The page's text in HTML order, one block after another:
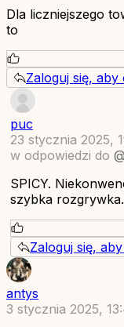
Dla liczniejszego
to
Zaloguj się, aby
puc
23 stycznia 2025,
w odpowiedzi do
SPICY.
szybka
Zaloguj się,
antys
3 stycznia 2025,